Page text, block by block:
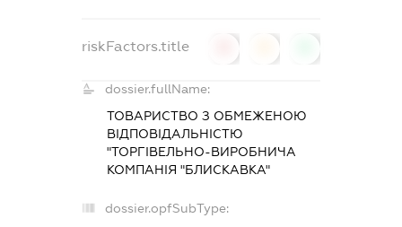
riskFactors.title
dossier.fullName:
ТОВАРИСТВО З ОБМЕЖЕНОЮ
ВІДПОВІДАЛЬНІСТЮ
"ТОРГІВЕЛЬНО-ВИРОБНИЧА
КОМПАНІЯ "БЛИСКАВКА"
dossier.opfSubType: